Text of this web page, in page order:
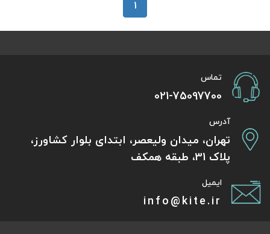
1
تماس
021-75097700
آدرس
تهران، میدان ولیعصر، ابتدای بلوار کشاورز،
پلاک 31، طبقه همکف
ایمیل
info@kite.ir